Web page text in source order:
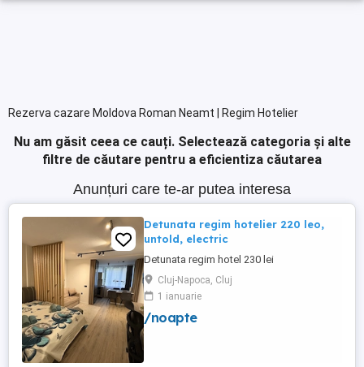
Rezerva cazare Moldova Roman Neamt | Regim Hotelier
Nu am găsit ceea ce cauți. Selectează categoria și alte
filtre de căutare pentru a eficientiza căutarea
Anunțuri care te-ar putea interesa
Detunata regim hotelier 220 leo,
untold, electric
Detunata regim hotel 230 lei
Cluj-Napoca, Cluj
1 ianuarie
/noapte